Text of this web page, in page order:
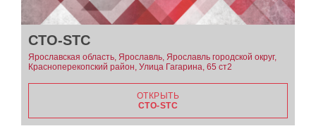
СТО-STC
Ярославская область, Ярославль, Ярославль городской округ,
Красноперекопский район, Улица Гагарина, 65 ст2
ОТКРЫТЬ
СТО-STC